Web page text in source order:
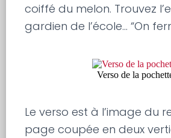
coiffé du melon. Trouvez
gardien de l’école… “On
Verso de la
Le verso est à l’image du
page coupée en deux